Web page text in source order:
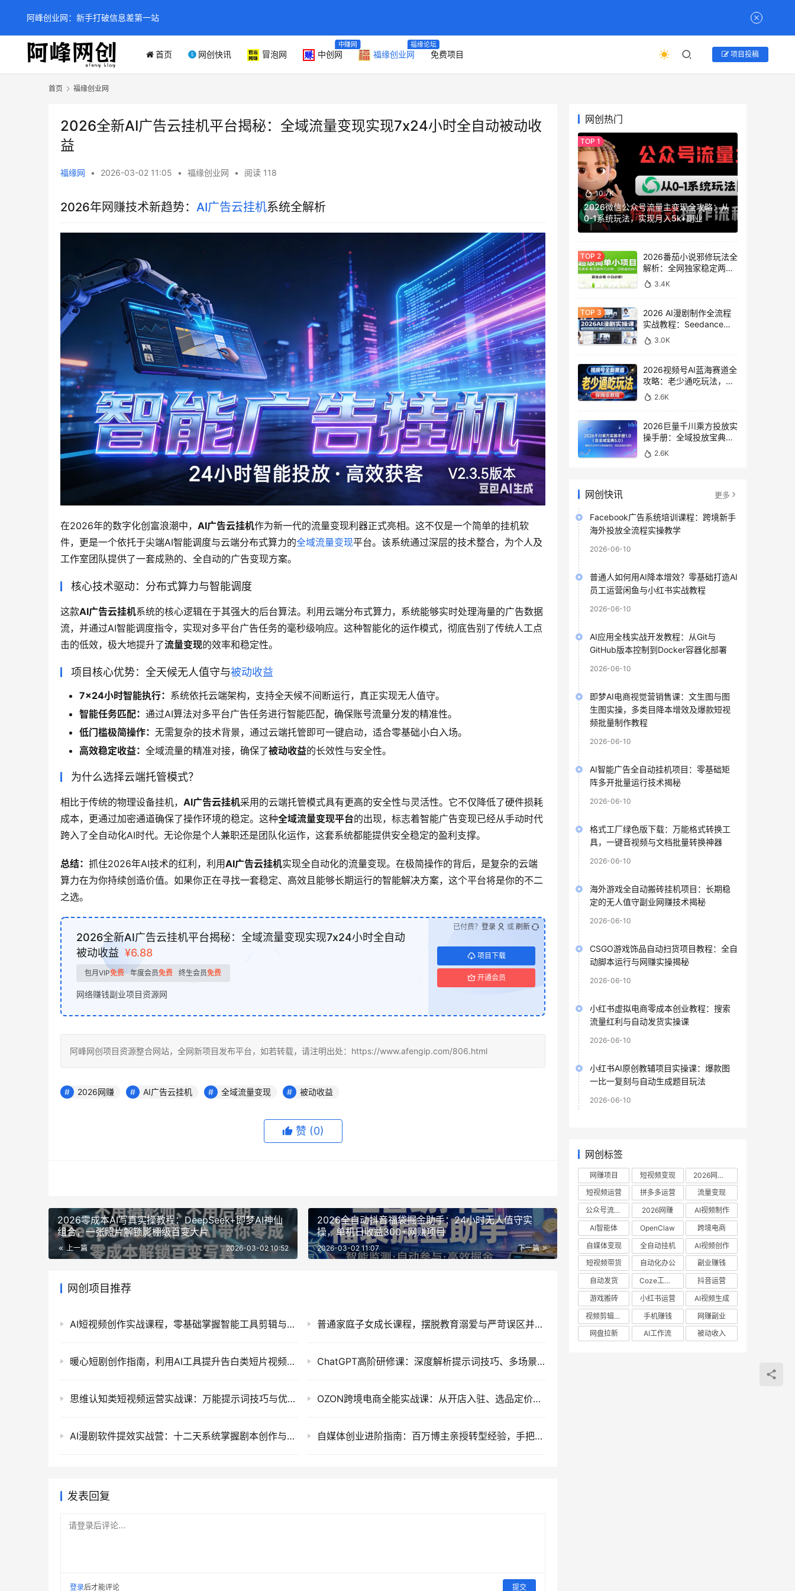
首页 网创快讯 冒泡网 中创网
中赚网
福缘创业网
福缘论坛
免费项目 项目投稿
首页 福缘创业网
2026全新AI广告云挂机平台揭秘：全域流量变现实现7x24小时全自动被动收
益
福缘网 • 2026-03-02 11:05 • 福缘创业网 • 阅读 118
2026年网赚技术新趋势： AI广告云挂机系统全解析
在2026年的数字化创富浪潮中， AI广告云挂机作为新一代的流量变现利器正式亮相。这不仅是一个简单的挂机软
件，更是一个依托于尖端AI智能调度与云端分布式算力的全域流量变现平台。该系统通过深层的技术整合，为个人及
工作室团队提供了一套成熟的、全自动的广告变现方案。
核心技术驱动：分布式算力与智能调度
这款AI广告云挂机系统的核心逻辑在于其强大的后台算法。利用云端分布式算力，系统能够实时处理海量的广告数据
流，并通过AI智能调度指令，实现对多平台广告任务的毫秒级响应。这种智能化的运作模式，彻底告别了传统人工点
击的低效，极大地提升了流量变现的效率和稳定性。
项目核心优势：全天候无人值守与被动收益
7x24小时智能执行： 系统依托云端架构，支持全天候不间断运行，真正实现无人值守。
智能任务匹配： 通过AI算法对多平台广告任务进行智能匹配，确保账号流量分发的精准性。
低门槛极简操作： 无需复杂的技术背景，通过云端托管即可一键启动，适合零基础小白入场。
高效稳定收益： 全域流量的精准对接，确保了被动收益的长效性与安全性。
为什么选择云端托管模式？
相比于传统的物理设备挂机， AI广告云挂机采用的云端托管模式具有更高的安全性与灵活性。它不仅降低了硬件损耗
成本，更通过加密通道确保了操作环境的稳定。这种全域流量变现平台的出现，标志着智能广告变现已经从手动时代
跨入了全自动化AI时代。无论你是个人兼职还是团队化运作，这套系统都能提供安全稳定的盈利支撑。
总结： 抓住2026年AI技术的红利，利用AI广告云挂机实现全自动化的流量变现。在极简操作的背后，是复杂的云端
算力在为你持续创造价值。如果你正在寻找一套稳定、高效且能够长期运行的智能解决方案，这个平台将是你的不二
之选。
2026全新AI广告云挂机平台揭秘：全域流量变现实现7x24小时全自动
被动收益 ¥6.88
包月VIP免费 年度会员免费 终生会员免费
网络赚钱副业项目资源网
项目下载
开通会员
已付费？ 登录 或 刷新
阿峰网创项目资源整合网站，全网新项目发布平台，如若转载，请注明出处：https://www.afengip.com/806.html
2026网赚 AI广告云挂机 全域流量变现 被动收益
赞 (0)
2026零成本AI写真实操教程：DeepSeek+即梦AI神仙
组合，一张照片解锁影棚级百变大片
上一篇 2026-03-02 10:52
2026全自动抖音福袋掘金助手：24小时无人值守实
操，单机日收益300+网赚项目
下一篇
2026-03-02 11:07
网创项目推荐
AI短视频创作实战课程，零基础掌握智能工具剪辑与短剧口播视频制作技巧 普通家庭子女成长课程，摆脱教育溺爱与严苛误区并引导孩子社会化健康成长
暖心短剧创作指南，利用AI工具提升告白类短片视频镜头把控与实操课程 ChatGPT高阶研修课：深度解析提示词技巧、多场景赋能与AI漫剧创作实战指南
思维认知类短视频运营实战课：万能提示词技巧与优质口播作品制作指南 OZON跨境电商全能实战课：从开店入驻、选品定价到精铺推广的全流程运营指南
AI漫剧软件提效实战营：十二天系统掌握剧本创作与高效制作变现课程 自媒体创业进阶指南：百万博主亲授转型经验，手把手搭建个人OPC系统高效运行课程
发表回复
请登录后评论...
登录后才能评论 提交
网创热门
10.7K
2026微信公众号流量主变现全攻略：从
0-1系统玩法，实现月入5k+副业
2026番茄小说邪修玩法全
解析：全网独家稳定两年
老项目，助你日赚
500+稿费收益
3.4K
2026 AI漫剧制作全流程
实战教程：Seedance
2.0即梦视频生成与小说
授权教学
3.0K
2026视频号AI蓝海赛道全
攻略：老少通吃玩法，零
基础保姆级副业增收教程
2.6K
2026巨量千川乘方投放实
操手册：全域投放宝典
5.0深度解析ROI提升方案
2.6K
网创快讯 更多
Facebook广告系统培训课程：跨境新手
海外投放全流程实操教学
2026-06-10
普通人如何用AI降本增效？零基础打造AI
员工运营闲鱼与小红书实战教程
2026-06-10
AI应用全栈实战开发教程：从Git与
GitHub版本控制到Docker容器化部署
2026-06-10
即梦AI电商视觉营销售课：文生图与图
生图实操，多类目降本增效及爆款短视
频批量制作教程
2026-06-10
AI智能广告全自动挂机项目：零基础矩
阵多开批量运行技术揭秘
2026-06-10
格式工厂绿色版下载：万能格式转换工
具，一键音视频与文档批量转换神器
2026-06-10
海外游戏全自动搬砖挂机项目：长期稳
定的无人值守副业网赚技术揭秘
2026-06-10
CSGO游戏饰品自动扫货项目教程：全自
动脚本运行与网赚实操揭秘
2026-06-10
小红书虚拟电商零成本创业教程：搜索
流量红利与自动发货实操课
2026-06-10
小红书AI原创教辅项目实操课：爆款图
一比一复刻与自动生成题目玩法
2026-06-10
网创标签
网赚项目 短视频变现
2026网赚项目
短视频运营
拼多多运营
流量变现
公众号流量主
2026网赚
AI视频制作
AI智能体
OpenClaw
跨境电商
自媒体变现
全自动挂机
AI视频创作
短视频带货
自动化办公
副业赚钱
自动发货
Coze工作流
抖音运营
游戏搬砖
小红书运营
AI视频生成
视频剪辑教程
手机赚钱
网赚副业
网盘拉新
AI工作流 被动收入
阿峰创业网：新手打破信息差第一站